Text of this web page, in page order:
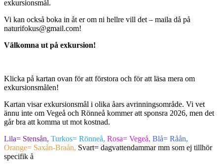
exkursionsmål.
Vi kan också boka in åt er om ni hellre vill det – maila då på
naturifokus@gmail.com!
Välkomna ut på exkursion!
Klicka på kartan ovan för att förstora och för att läsa mera om
exkursionsmålen!
Kartan visar exkursionsmål i olika åars avrinningsområde. Vi vet
ännu inte om Vegeå och Rönneå kommer att sponsra 2026, men det
går bra att komma ut mot kostnad.
Lila= Stensån, Turkos= Rönneå, Rosa= Vegeå, Blå= Råån,
Orange= Saxån-Braån, Svart= dagvattendammar mm som ej tillhör
specifik å